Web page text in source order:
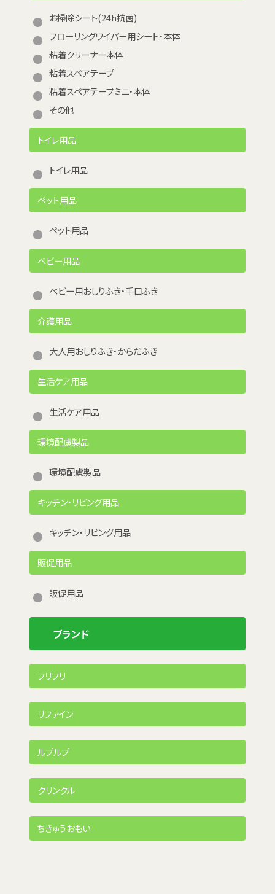
お掃除シート(24h抗菌)
フローリングワイパー用シート・本体
粘着クリーナー本体
粘着スペアテープ
粘着スペアテープミニ・本体
その他
トイレ用品
トイレ用品
ペット用品
ペット用品
ベビー用品
ベビー用おしりふき・手口ふき
介護用品
大人用おしりふき・からだふき
生活ケア用品
生活ケア用品
環境配慮製品
環境配慮製品
キッチン・リビング用品
キッチン・リビング用品
販促用品
販促用品
ブランド
フリフリ
リファイン
ルプルプ
クリンクル
ちきゅうおもい